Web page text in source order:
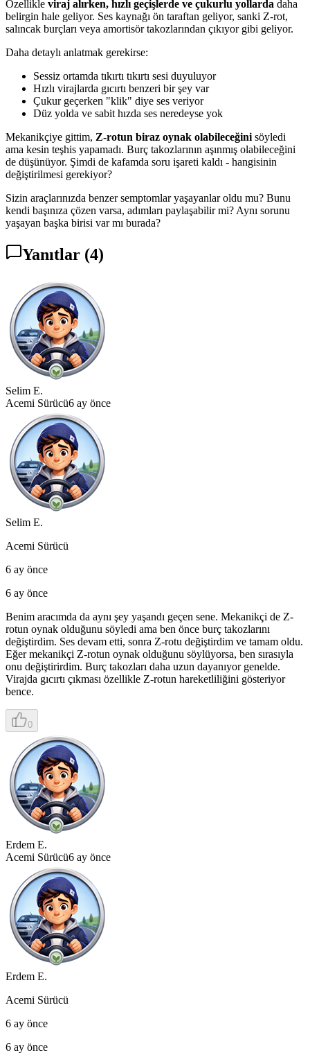
Özellikle viraj alırken, hızlı geçişlerde ve çukurlu yollarda daha
belirgin hale geliyor. Ses kaynağı ön taraftan geliyor, sanki Z-rot,
salıncak burçları veya amortisör takozlarından çıkıyor gibi geliyor.
Daha detaylı anlatmak gerekirse:
Sessiz ortamda tıkırtı tıkırtı sesi duyuluyor
Hızlı virajlarda gıcırtı benzeri bir şey var
Çukur geçerken "klik" diye ses veriyor
Düz yolda ve sabit hızda ses neredeyse yok
Mekanikçiye gittim, Z-rotun biraz oynak olabileceğini söyledi
ama kesin teşhis yapamadı. Burç takozlarının aşınmış olabileceğini
de düşünüyor. Şimdi de kafamda soru işareti kaldı - hangisinin
değiştirilmesi gerekiyor?
Sizin araçlarınızda benzer semptomlar yaşayanlar oldu mu? Bunu
kendi başınıza çözen varsa, adımları paylaşabilir mi? Aynı sorunu
yaşayan başka birisi var mı burada?
Yanıtlar (4)
Selim E.
Acemi Sürücü6 ay önce
Selim E.
Acemi Sürücü
6 ay önce
6 ay önce
Benim aracımda da aynı şey yaşandı geçen sene. Mekanikçi de Z-
rotun oynak olduğunu söyledi ama ben önce burç takozlarını
değiştirdim. Ses devam etti, sonra Z-rotu değiştirdim ve tamam oldu.
Eğer mekanikçi Z-rotun oynak olduğunu söylüyorsa, ben sırasıyla
onu değiştirirdim. Burç takozları daha uzun dayanıyor genelde.
Virajda gıcırtı çıkması özellikle Z-rotun hareketliliğini gösteriyor
bence.
0
Erdem E.
Acemi Sürücü6 ay önce
Erdem E.
Acemi Sürücü
6 ay önce
6 ay önce